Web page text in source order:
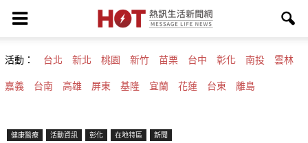
活動： 台北 新北 桃園 新竹 苗栗 台中 彰化 南投 雲林
嘉義 台南 高雄 屏東 基隆 宜蘭 花蓮 台東 離島
健康醫療 活動資訊 彰化 在地特區 新聞